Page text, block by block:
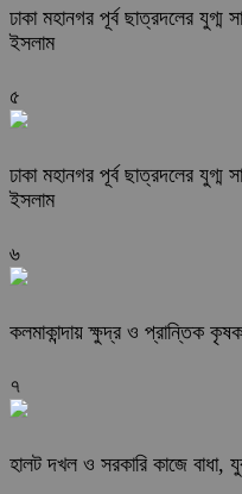
ঢাকা মহানগর পূর্ব ছাত্রদলের যুগ্ম
ইসলাম
৫
ঢাকা মহানগর পূর্ব ছাত্রদলের যুগ্ম
ইসলাম
৬
কলমাকান্দায় ক্ষুদ্র ও প্রান্তিক
৭
হালট দখল ও সরকারি কাজে বাধা,